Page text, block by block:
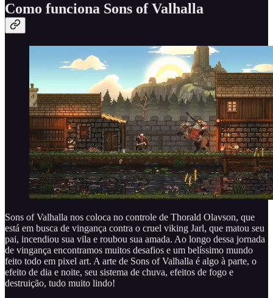
Como funciona Sons of Valhalla
Sons of Valhalla nos coloca no controle de Thorald Olavson, que
está em busca de vingança contra o cruel viking Jarl, que matou seu
pai, incendiou sua vila e roubou sua amada. Ao longo dessa jornada
de vingança encontramos muitos desafios e um belíssimo mundo
feito todo em pixel art. A arte de Sons of Valhalla é algo à parte, o
efeito de dia e noite, seu sistema de chuva, efeitos de fogo e
destruição, tudo muito lindo!